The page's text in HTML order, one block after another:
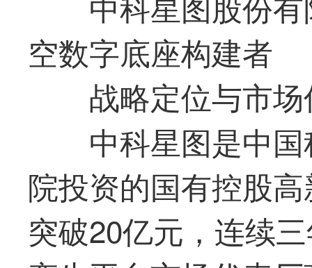
空数字底座构建者
战略定位与市
中科星图是中
院投资的国有控股
突破20亿元，连续